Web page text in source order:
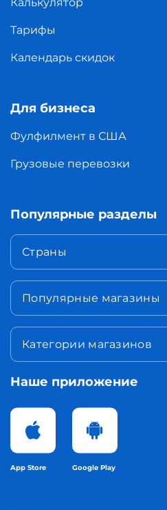
Тарифы
Календарь скидок
Для бизнеса
Фулфилмент в США
Грузовые перевозки
Популярные разделы
Страны
Популярные магазины
Категории магазинов
Наше приложение
App Store Google Play